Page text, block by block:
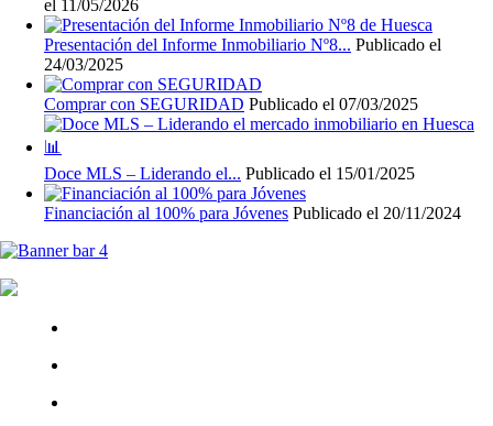
el 11/05/2026
Presentación del Informe Inmobiliario Nº8... Publicado el
24/03/2025
Comprar con SEGURIDAD Publicado el 07/03/2025
Doce MLS – Liderando el... Publicado el 15/01/2025
Financiación al 100% para Jóvenes Publicado el 20/11/2024